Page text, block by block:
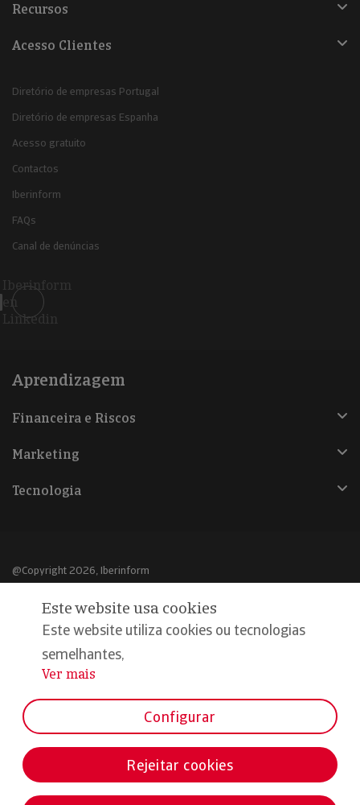
Recursos
Acesso Clientes
Diretório de empresas Portugal
Diretório de empresas Espanha
Acesso gratuito
Contactos
Iberinform
FAQs
Canal de denúncias
Iberinform
en
Linkedin
Aprendizagem
Financeira e Riscos
Marketing
Tecnologia
@Copyright 2026, Iberinform
Aviso legal
Política de cookies
Declaração de privacidade
Este website usa cookies
Este website utiliza cookies ou tecnologias
semelhantes,
...
Ver mais
Configurar
Rejeitar cookies